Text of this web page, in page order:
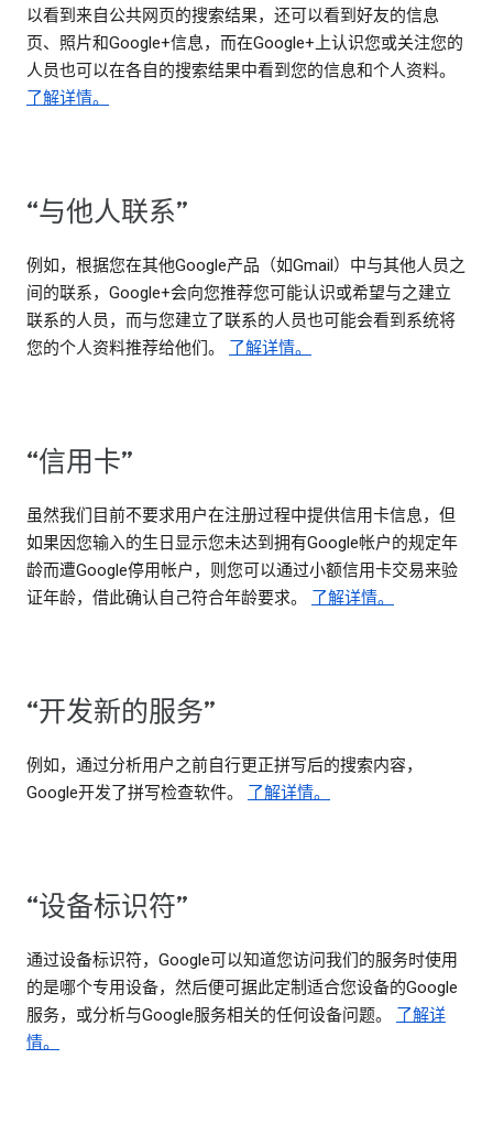
以看到来自公共网页的搜索结果，还可以看到好友的信息
页、照片和Google+信息，而在Google+上认识您或关注您的
人员也可以在各自的搜索结果中看到您的信息和个人资料。
了解详情。
“与他人联系”
例如，根据您在其他Google产品（如Gmail）中与其他人员之
间的联系，Google+会向您推荐您可能认识或希望与之建立
联系的人员，而与您建立了联系的人员也可能会看到系统将
您的个人资料推荐给他们。 了解详情。
“信用卡”
虽然我们目前不要求用户在注册过程中提供信用卡信息，但
如果因您输入的生日显示您未达到拥有Google帐户的规定年
龄而遭Google停用帐户，则您可以通过小额信用卡交易来验
证年龄，借此确认自己符合年龄要求。 了解详情。
“开发新的服务”
例如，通过分析用户之前自行更正拼写后的搜索内容，
Google开发了拼写检查软件。 了解详情。
“设备标识符”
通过设备标识符，Google可以知道您访问我们的服务时使用
的是哪个专用设备，然后便可据此定制适合您设备的Google
服务，或分析与Google服务相关的任何设备问题。 了解详
情。